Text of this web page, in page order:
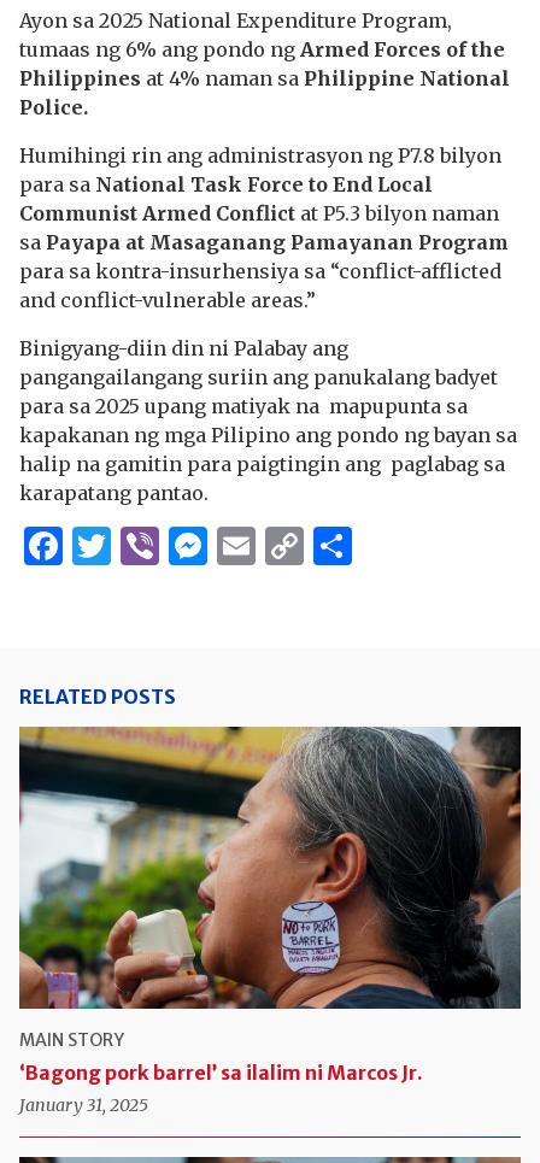
Ayon sa 2025 National Expenditure Program,
tumaas ng 6% ang pondo ng Armed Forces of the
Philippines at 4% naman sa Philippine National
Police.
Humihingi rin ang administrasyon ng P7.8 bilyon
para sa National Task Force to End Local
Communist Armed Conflict at P5.3 bilyon naman
sa Payapa at Masaganang Pamayanan Program
para sa kontra-insurhensiya sa “conflict-afflicted
and conflict-vulnerable areas.”
Binigyang-diin din ni Palabay ang
pangangailangang suriin ang panukalang badyet
para sa 2025 upang matiyak na mapupunta sa
kapakanan ng mga Pilipino ang pondo ng bayan sa
halip na gamitin para paigtingin ang paglabag sa
karapatang pantao.
Facebook
Twitter
ViberMessenger
Email
Copy
RELATED POSTS
MAIN STORY
‘Bagong pork barrel’ sa ilalim ni Marcos Jr.
January 31, 2025